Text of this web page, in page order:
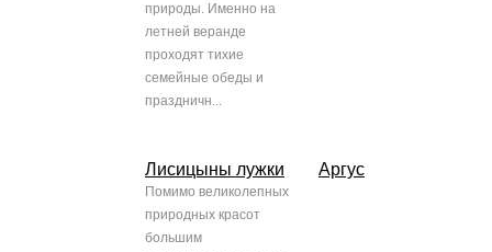
природы. Именно на
летней веранде
проходят тихие
семейные обеды и
праздничн...
Лисицыны лужки
Помимо великолепных
природных красот
большим
Аргус